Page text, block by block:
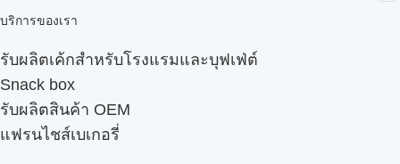
บริการของเรา
รับผลิตเค้กสำหรับโรงแรมและบุฟเฟ่ต์
Snack box
รับผลิตสินค้า OEM
แฟรนไชส์เบเกอรี่